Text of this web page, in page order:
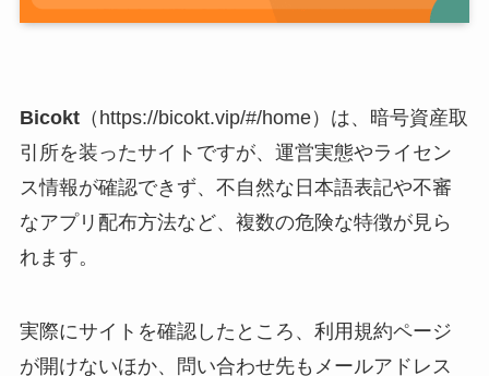
Bicokt（https://bicokt.vip/#/home）は、暗号資産取
引所を装ったサイトですが、運営実態やライセン
ス情報が確認できず、不自然な日本語表記や不審
なアプリ配布方法など、複数の危険な特徴が見ら
れます。
実際にサイトを確認したところ、利用規約ページ
が開けないほか、問い合わせ先もメールアドレス